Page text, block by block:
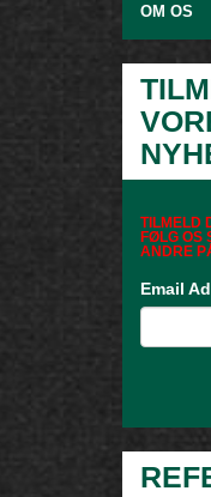
OM OS
TILMELD
FØLG OS
ANDRE
Email